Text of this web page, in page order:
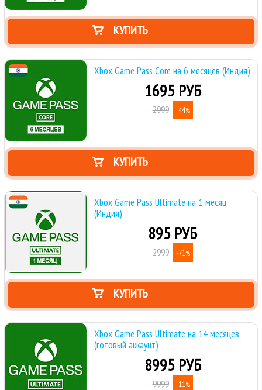
КУПИТЬ
Xbox Game Pass Core на 6 месяцев (Индия)
1695 РУБ
2999 -44%
КУПИТЬ
Xbox Game Pass Ultimate на 1 месяц
(Индия)
895 РУБ
2999 -71%
КУПИТЬ
Xbox Game Pass Ultimate на 14 месяцев
(готовый аккаунт)
8995 РУБ
9999 -11%